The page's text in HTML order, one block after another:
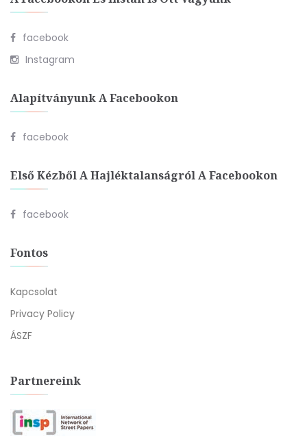
facebook
Instagram
Alapítványunk A Facebookon
facebook
Első Kézből A Hajléktalanságról A Facebookon
facebook
Fontos
Kapcsolat
Privacy Policy
ÁSZF
Partnereink